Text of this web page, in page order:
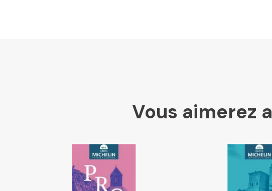
Vous aimerez